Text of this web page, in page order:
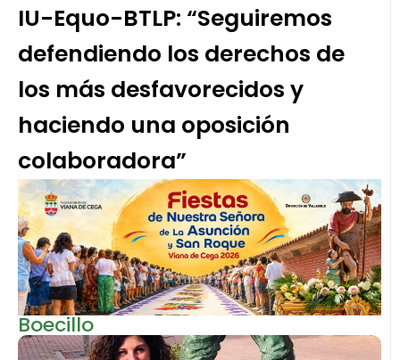
IU-Equo-BTLP: “Seguiremos
defendiendo los derechos de
los más desfavorecidos y
haciendo una oposición
colaboradora”
Boecillo